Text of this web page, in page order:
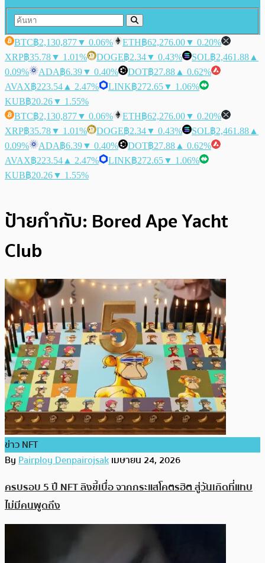
BTC฿2,130,877▼ 0.06% ETH฿62,276.00▼ 0.20%
XRP฿35.78▼ 1.01% DOGE฿2.34▼ 0.43% SOL฿2,461.88 ▲
0.09%
ADA฿6.39▼ 0.40% DOT฿27.88 ▲ 0.62%
AVAX฿223.54 ▲ 2.47% LINK฿272.65▼ 1.06%
KUB฿20.26▼ 1.55%
BTC฿2,130,877▼ 0.06% ETH฿62,276.00▼ 0.20%
XRP฿35.78▼ 1.01% DOGE฿2.34▼ 0.43% SOL฿2,461.88 ▲
0.09%
ADA฿6.39▼ 0.40% DOT฿27.88 ▲ 0.62%
AVAX฿223.54 ▲ 2.47% LINK฿272.65▼ 1.06%
KUB฿20.26▼ 1.55%
ป้ายกำกับ: Bored Ape Yacht
Club
ข่าว NFT
ByPairploy Denpairojsakเมษายน 24, 2026
ครบรอบ 5 ปี NFT ลิงขี้เบื่อ จากกระแสโคตรฮิต สู่วันเกิดที่แทบ
ไม่มีคนพูดถึง